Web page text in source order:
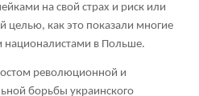
на свой страх и риск или
целью, как это показали многие
националистами в Польше.
революционной и
борьбы украинского